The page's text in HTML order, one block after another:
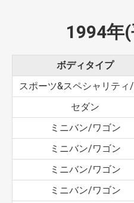
1994年
ボディタイプ
スポーツ&スペシャリティ
セダン
ミニバン/ワゴン
ミニバン/ワゴン
ミニバン/ワゴン
ミニバン/ワゴン